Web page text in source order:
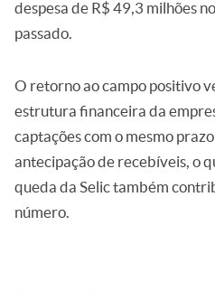
despesa de R$ 49,3 milhões
passado.
O retorno ao campo positivo
estrutura financeira da
captações com o mesmo
antecipação de recebíveis, o
queda da Selic também
número.